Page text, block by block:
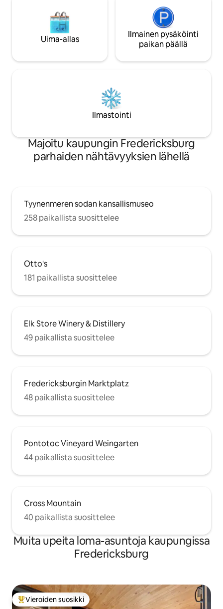
Uima-allas
Ilmainen pysäköinti
paikan päällä
Ilmastointi
Majoitu kaupungin Fredericksburg
parhaiden nähtävyyksien lähellä
Tyynenmeren sodan kansallismuseo
258 paikallista suosittelee
Otto's
181 paikallista suosittelee
Elk Store Winery & Distillery
49 paikallista suosittelee
Fredericksburgin Marktplatz
48 paikallista suosittelee
Pontotoc Vineyard Weingarten
44 paikallista suosittelee
Cross Mountain
40 paikallista suosittelee
Muita upeita loma-asuntoja kaupungissa
Fredericksburg
Vieraiden suosikkien parhaimmistoa
Vieraiden suosikki